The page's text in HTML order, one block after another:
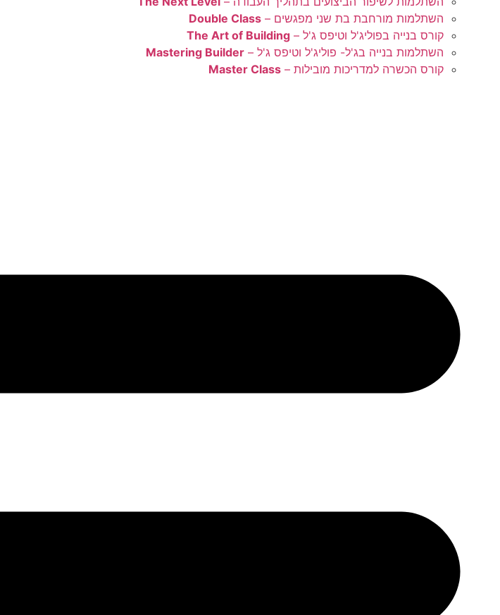
השתלמות מורחבת בת שני מפגשים – Double Class
קורס בנייה בפוליג'ל וטיפס ג'ל – The Art of Building
השתלמות בנייה בג'ל- פוליג'ל וטיפס ג'ל – Mastering Builder
קורס הכשרה למדריכות מובילות – Master Class